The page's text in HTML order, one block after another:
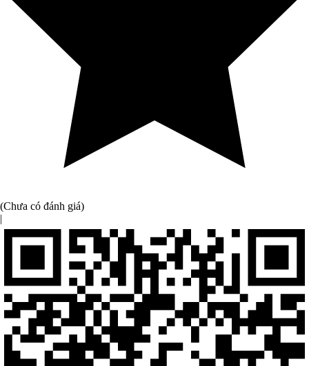
(Chưa có đánh giá)
|